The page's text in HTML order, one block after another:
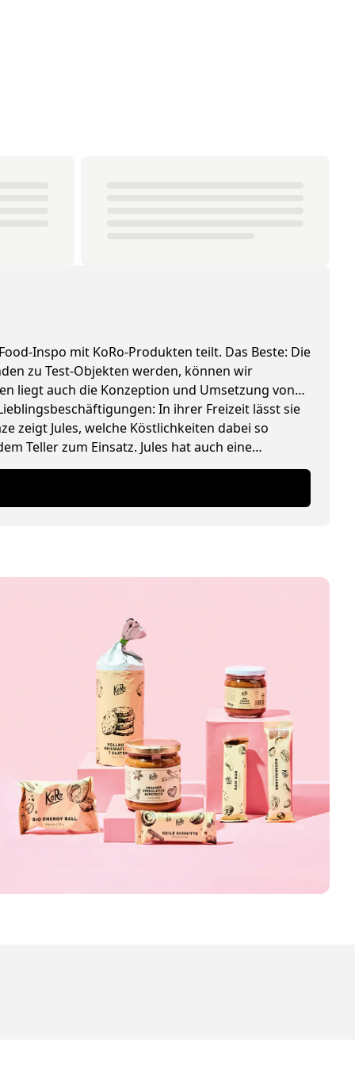
Inspo mit KoRo-Produkten teilt. Das Beste: Die
zu Test-Objekten werden, können wir
liegt auch die Konzeption und Umsetzung von
In ihrer Freizeit lässt sie
zeigt Jules, welche Köstlichkeiten dabei so
Teller zum Einsatz. Jules hat auch eine